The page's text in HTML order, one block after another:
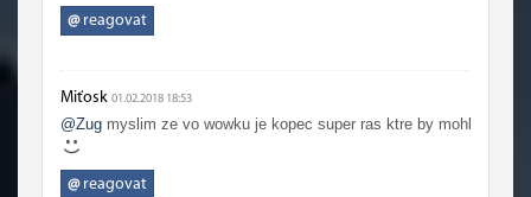
@reagovat
Miťosk 01.02.2018 18:53
@Zug myslim ze vo wowku je kopec super ras ktre by mohli pridat
@reagovat